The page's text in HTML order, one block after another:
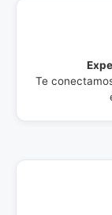
Te